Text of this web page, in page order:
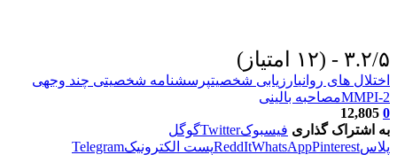
۳.۲/۵ - (۱۲ امتیاز)
اختلال های روانیارزیابی شخصیتپرسشنامه شخصیتی چند وجهی
MMPI-2مصاحبه بالینی
0
12,805
به اشتراک گذاری فیسبوکTwitterگوگل
پلاس
ReddItWhatsAppPinterest پست الکترونیکTelegram